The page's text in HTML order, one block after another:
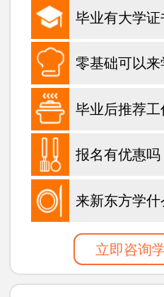
毕业有大学证
零基础可以来
毕业后推荐工
报名有优惠吗
来新东方学什
立即咨询